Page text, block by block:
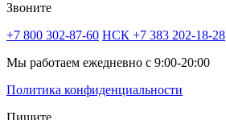
Звоните
+7 800 302-87-60 НСК +7 383 202-18-28
Мы работаем ежедневно с 9:00-20:00
Политика конфиденциальности
Пишите